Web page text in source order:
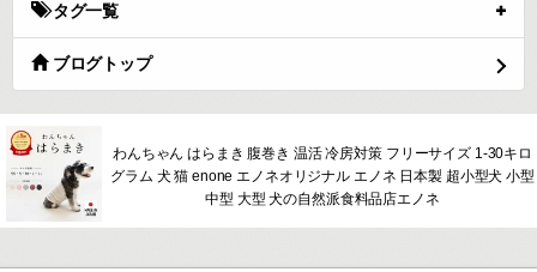
タグ一覧
ブログトップ
わんちゃん はらまき 腹巻き 温活 冷房対策 フリーサイズ 1-30キロ
グラム 犬 猫 enone エノネオリジナル エノネ 日本製 超小型犬 小型
中型 大型 犬の自然派食料品店エノネ